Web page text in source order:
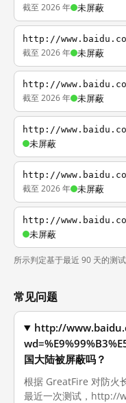
截至 2026 年 未屏蔽
http://
截至 2026 年 未屏蔽
http://
截至 2026 年 未屏蔽
http://
未屏蔽
http://
截至 2026 年 未屏蔽
http://
未屏蔽
所示判定基于最近 90 天的测
常见问题
http://
国大陆被屏蔽吗？
根据 GreatFire 对防火
最近一次测试，http://